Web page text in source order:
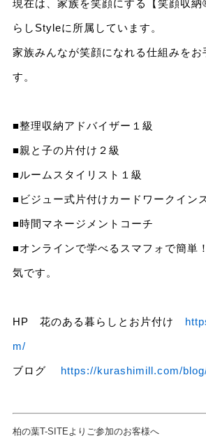
現在は、家族を笑顔にする【笑顔収
らしStyleに所属しています。
家族みんなが笑顔になれる仕組みをお
す。
■整理収納アドバイザー１級
■親と子の片付け２級
■ルームスタイリスト１級
■ビジュー式片付けカードワークイン
■時間マネージメントコーチ
■オンラインで学べるスマフォで簡単
気です。
HP 花のある暮らしとお片付け
m/
ブログ https://kurashimill.com/
柏の葉T-SITEよりご参加のお客様へ